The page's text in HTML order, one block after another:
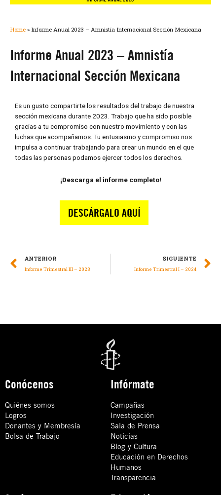
Home » Informe Anual 2023 – Amnistía Internacional Sección Mexicana
Informe Anual 2023 – Amnistía
Internacional Sección Mexicana
Es un gusto compartirte los resultados del trabajo de nuestra
sección mexicana durante 2023. Trabajo que ha sido posible
gracias a tu compromiso con nuestro movimiento y con las
luchas que acompañamos. Tu entusiasmo y compromiso nos
impulsa a continuar trabajando para crear un mundo en el que
todas las personas podamos ejercer todos los derechos.
¡Descarga el informe completo!
ANTERIOR
Informe Trimestral III – 2023
SIGUIENTE
Informe Trimestral I – 2024
Conócenos
Quiénes somos
Logros
Donantes y Membresía
Bolsa de Trabajo
Infórmate
Campañas
Investigación
Sala de Prensa
Noticias
Blog y Cultura
Educación en Derechos
Humanos
Transparencia